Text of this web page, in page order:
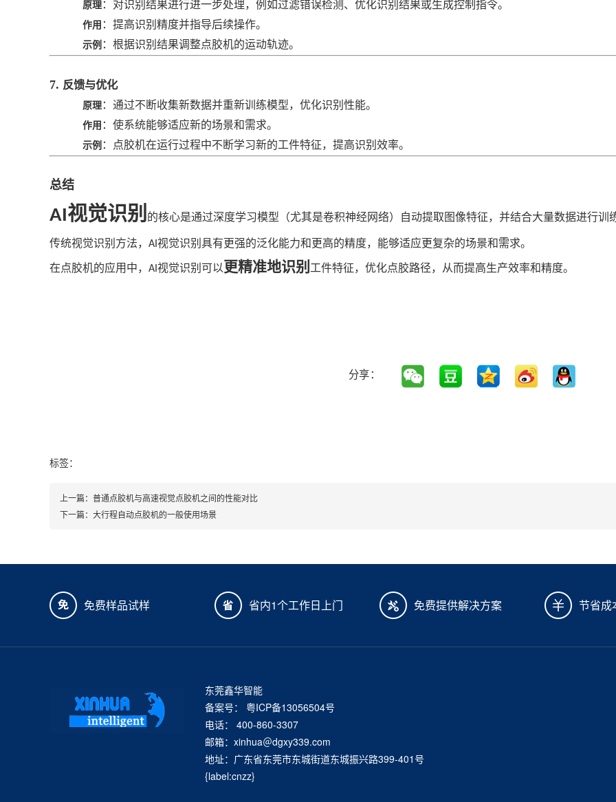
原理 ：对识别结果进行进一步处理，例如过滤错误检测、优化识别结果或生成控制指令。
作用 ：提高识别精度并指导后续操作。
示例 ：根据识别结果调整点胶机的运动轨迹。
7. 反馈与优化
原理 ：通过不断收集新数据并重新训练模型，优化识别性能。
作用 ：使系统能够适应新的场景和需求。
示例 ：点胶机在运行过程中不断学习新的工件特征，提高识别效率。
总结
AI视觉识别 的核心是通过深度学习模型（尤其是卷积神经网络）自动提取图像特征，并结合大量数据进行
传统视觉识别方法， AI 视觉识别具有更强的泛化能力和更高的精度，能够适应更复杂的场景和需求。
在点胶机的应用中， AI 视觉识别可以更精准地识别 工件特征，优化点胶路径，从而提高生产效率和精度。
分享：
标签：
上一篇： 普通点胶机与高速视觉点胶机之间的性能对比
下一篇： 大行程自动点胶机的一般使用场景
免费样品试样 省内1个工作日上门 免费提供解决方案 节省成
东莞鑫华智能
备案号： 粤ICP备13056504号
电话： 400-860-3307
邮箱：xinhua＠dgxy339.com
地址：广东省东莞市东城街道东城振兴路399-401号
{label:cnzz}